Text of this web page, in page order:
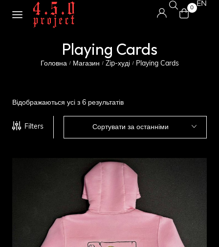
0 EN
Playing Cards
Головна / Магазин / Zip-худі / Playing Cards
Відображаються усі з 6 результатів
Filters Сортувати за останніми